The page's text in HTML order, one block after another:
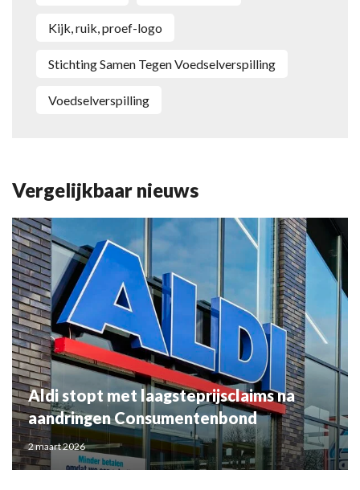
kijk, ruik, proef-logo
Stichting Samen Tegen Voedselverspilling
voedselverspilling
Vergelijkbaar nieuws
Aldi stopt met laagsteprijsclaims na
aandringen Consumentenbond
2 maart 2026